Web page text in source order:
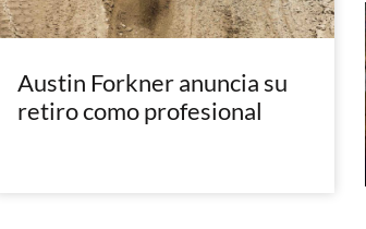
Austin Forkner anuncia su
retiro como profesional